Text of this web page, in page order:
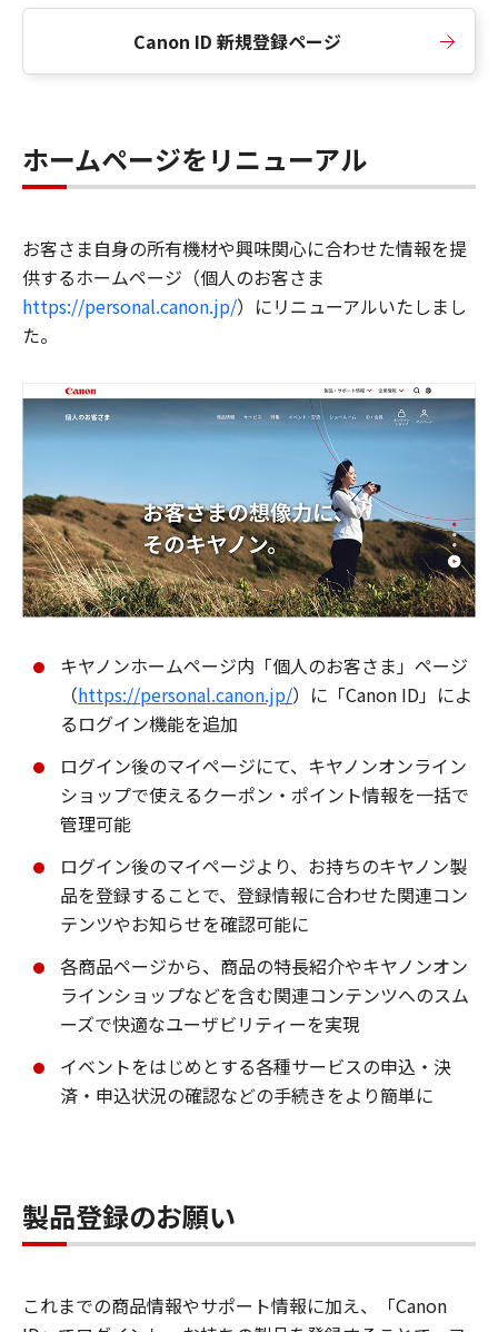
Canon ID 新規登録ページ
ホームページをリニューアル
お客さま自身の所有機材や興味関心に合わせた情報を提
供するホームページ（個人のお客さま
https://personal.canon.jp/）にリニューアルいたしまし
た。
キヤノンホームページ内「個人のお客さま」ページ
（https://personal.canon.jp/）に「Canon ID」によ
るログイン機能を追加
ログイン後のマイページにて、キヤノンオンライン
ショップで使えるクーポン・ポイント情報を一括で
管理可能
ログイン後のマイページより、お持ちのキヤノン製
品を登録することで、登録情報に合わせた関連コン
テンツやお知らせを確認可能に
各商品ページから、商品の特長紹介やキヤノンオン
ラインショップなどを含む関連コンテンツへのスム
ーズで快適なユーザビリティーを実現
イベントをはじめとする各種サービスの申込・決
済・申込状況の確認などの手続きをより簡単に
製品登録のお願い
これまでの商品情報やサポート情報に加え、「Canon